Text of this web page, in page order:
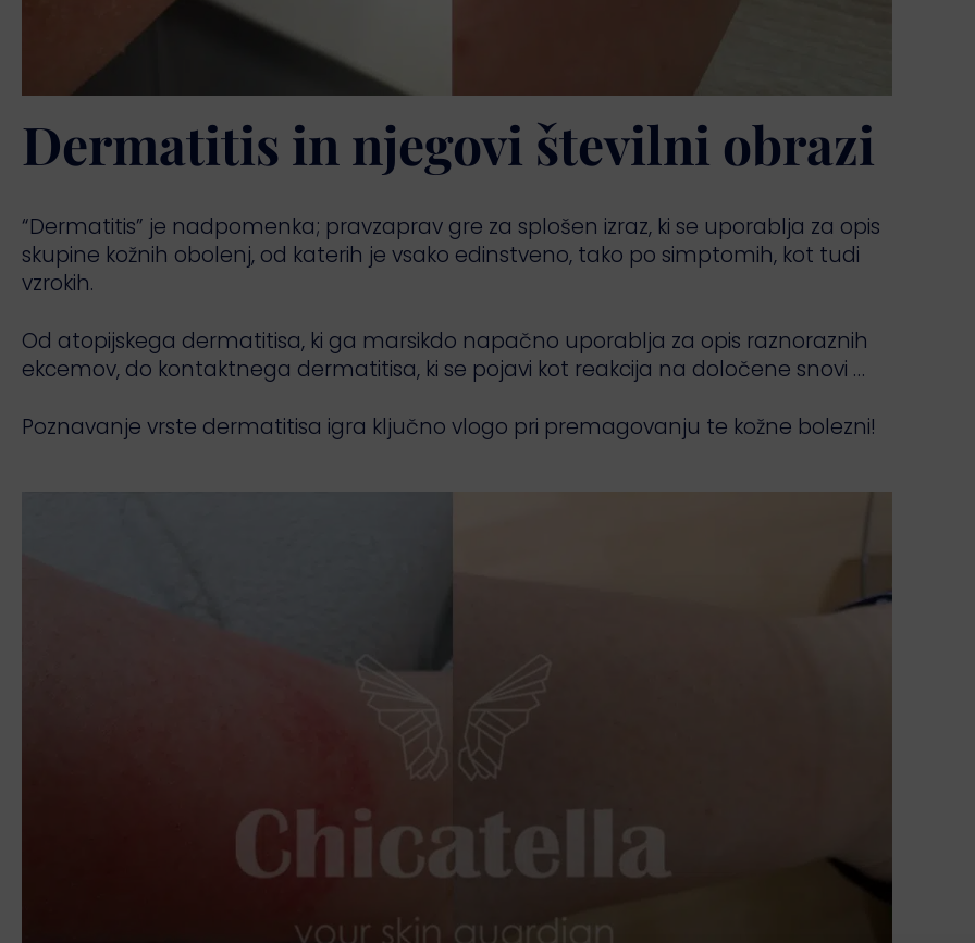
Dermatitis in njegovi številni obrazi
“Dermatitis” je nadpomenka; pravzaprav gre za splošen izraz, ki se uporablja za opis
skupine kožnih obolenj, od katerih je vsako edinstveno, tako po simptomih, kot tudi
vzrokih.
Od atopijskega dermatitisa, ki ga marsikdo napačno uporablja za opis raznoraznih
ekcemov, do kontaktnega dermatitisa, ki se pojavi kot reakcija na določene snovi …
Poznavanje vrste dermatitisa igra ključno vlogo pri premagovanju te kožne bolezni!